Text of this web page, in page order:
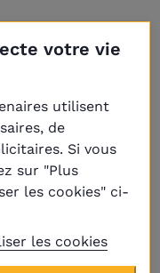
votre vie
utilisent
de
Si vous
sur "Plus
les cookies" ci-
les cookies